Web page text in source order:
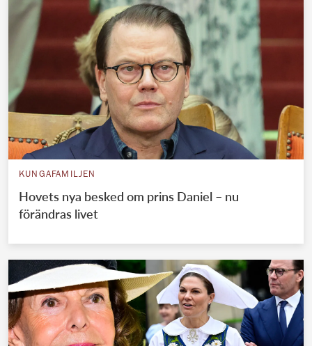
KUNGAFAMILJEN
Hovets nya besked om prins Daniel – nu
förändras livet